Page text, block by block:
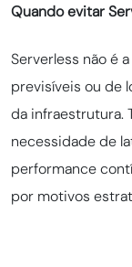
Quando evitar
Serverless não é
previsíveis ou de
da infraestrutura.
necessidade de
performance
por motivos